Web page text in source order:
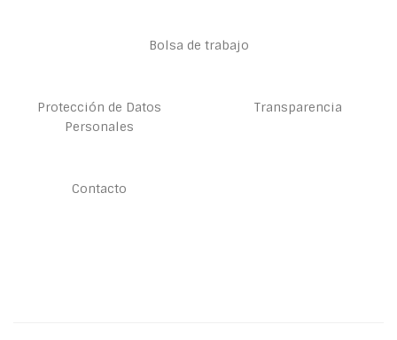
Bolsa de trabajo
Protección de Datos
Personales
Transparencia
Contacto